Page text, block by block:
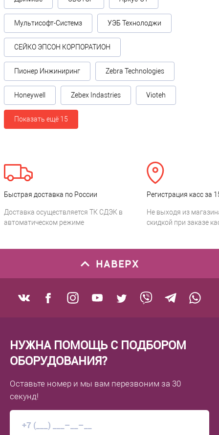
Мультисофт-Системз УЭБ Технолоджи
СЕЙКО ЭПСОН КОРПОРАТИОН
Пионер Инжиниринг Zebra Technologies
Honeywell Zebex Indastries Vioteh
Показать ещё 15
Быстрая доставка по России
Доставка осуществляется ТК СДЭК в
автоматическом режиме
Регистрация касс за
Не выходя из
скидкой при заказе
НАВЕРХ
НУЖНА ПОМОЩЬ С ПОДБОРОМ
ОБОРУДОВАНИЯ?
Оставьте номер и мы вам перезвоним за 30
секунд!